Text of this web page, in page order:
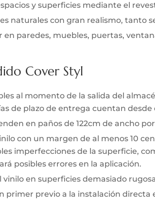
y superficies mediante el
naturales con gran realismo, tanto
en paredes, muebles, puertas,
Cover Styl
al momento de la salida del
de plazo de entrega cuentan
en paños de 122cm de ancho
con un margen de al menos 10
imperfecciones de la superficie,
posibles errores en la aplicación.
vinilo en superficies demasiado
primer previo a la instalación directa